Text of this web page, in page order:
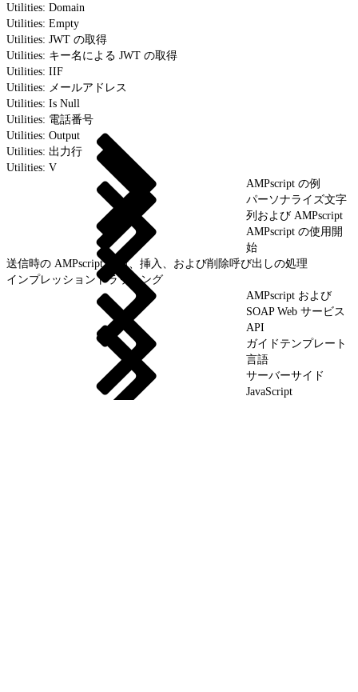
Utilities: Domain
Utilities: Empty
Utilities: JWT の取得
Utilities: キー名による JWT の取得
Utilities: IIF
Utilities: メールアドレス
Utilities: Is Null
Utilities: 電話番号
Utilities: Output
Utilities: 出力行
Utilities: V
AMPscript の例
パーソナライズ文字
列および AMPscript
AMPscript の使用開
始
送信時の AMPscript 更新、挿入、および削除呼び出しの処理
インプレッショントラッキング
AMPscript および
SOAP Web サービス
API
ガイドテンプレート
言語
サーバーサイド
JavaScript